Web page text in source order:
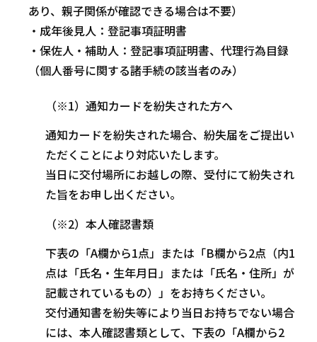
あり、親子関係が確認できる場合は不要）
・成年後見人：登記事項証明書
・保佐人・補助人：登記事項証明書、代理行為目録
（個人番号に関する諸手続の該当者のみ）
（※1）通知カードを紛失された方へ
通知カードを紛失された場合、紛失届をご提出い
ただくことにより対応いたします。
当日に交付場所にお越しの際、受付にて紛失され
た旨をお申し出ください。
（※2）本人確認書類
下表の「A欄から1点」または「B欄から2点（内1
点は「氏名・生年月日」または「氏名・住所」が
記載されているもの）」をお持ちください。
交付通知書を紛失等により当日お持ちでない場合
には、本人確認書類として、下表の「A欄から2